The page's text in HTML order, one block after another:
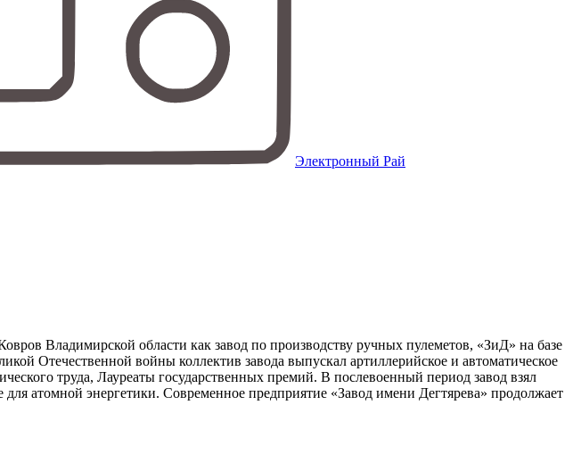
Электронный Рай
Владимирской области как завод по производству ручных пулеметов, «ЗиД» на базе
Отечественной войны коллектив завода выпускал артиллерийское и автоматическое
труда, Лауреаты государственных премий. В послевоенный период завод взял
атомной энергетики. Современное предприятие «Завод имени Дегтярева» продолжает